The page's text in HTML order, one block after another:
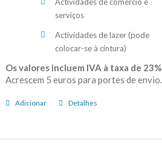
serviços
Actividades de lazer (pode
colocar-se à cintura)
Os valores incluem IVA à taxa de 23%.
Acrescem 5 euros para portes de envio.
Adicionar Detalhes